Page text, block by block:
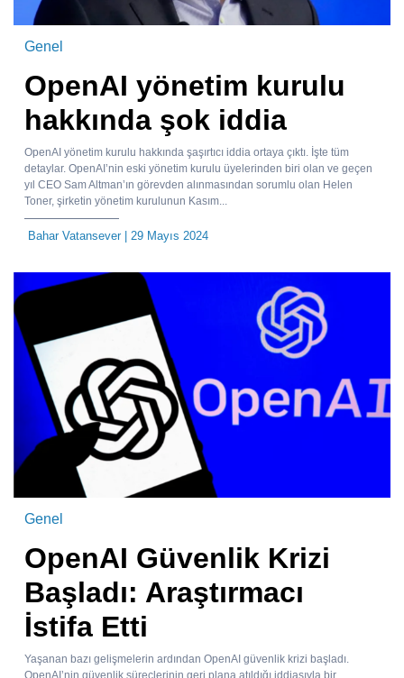
Genel
OpenAI yönetim kurulu
hakkında şok iddia
OpenAI yönetim kurulu hakkında şaşırtıcı iddia ortaya çıktı. İşte tüm
detaylar. OpenAI’nin eski yönetim kurulu üyelerinden biri olan ve geçen
yıl CEO Sam Altman’ın görevden alınmasından sorumlu olan Helen
Toner, şirketin yönetim kurulunun Kasım...
Bahar Vatansever| 29 Mayıs 2024
Genel
OpenAI Güvenlik Krizi
Başladı: Araştırmacı
İstifa Etti
Yaşanan bazı gelişmelerin ardından OpenAI güvenlik krizi başladı.
OpenAI’nin güvenlik süreçlerinin geri plana atıldığı iddiasıyla bir